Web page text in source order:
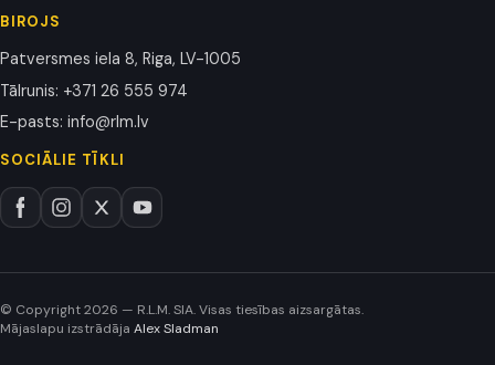
BIROJS
Patversmes iela 8, Riga, LV-1005
Tālrunis: +371 26 555 974
E-pasts: info@rlm.lv
SOCIĀLIE TĪKLI
© Copyright 2026 — R.L.M. SIA. Visas tiesības aizsargātas.
Mājaslapu izstrādāja Alex Sladman